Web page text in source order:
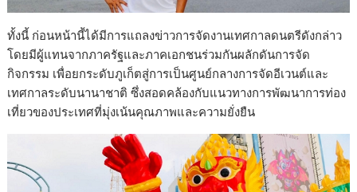
ทั้งนี้ ก่อนหน้านี้ได้มีการแถลงข่าวการจัดงานเทศกาลดนตรีดังกล่าว
โดยมีผู้แทนจากภาครัฐและภาคเอกชนร่วมกันผลักดันการจัด
กิจกรรม เพื่อยกระดับภูเก็ตสู่การเป็นศูนย์กลางการจัดอีเวนต์และ
เทศกาลระดับนานาชาติ ซึ่งสอดคล้องกับแนวทางการพัฒนาการท่อง
เที่ยวของประเทศที่มุ่งเน้นคุณภาพและความยั่งยืน